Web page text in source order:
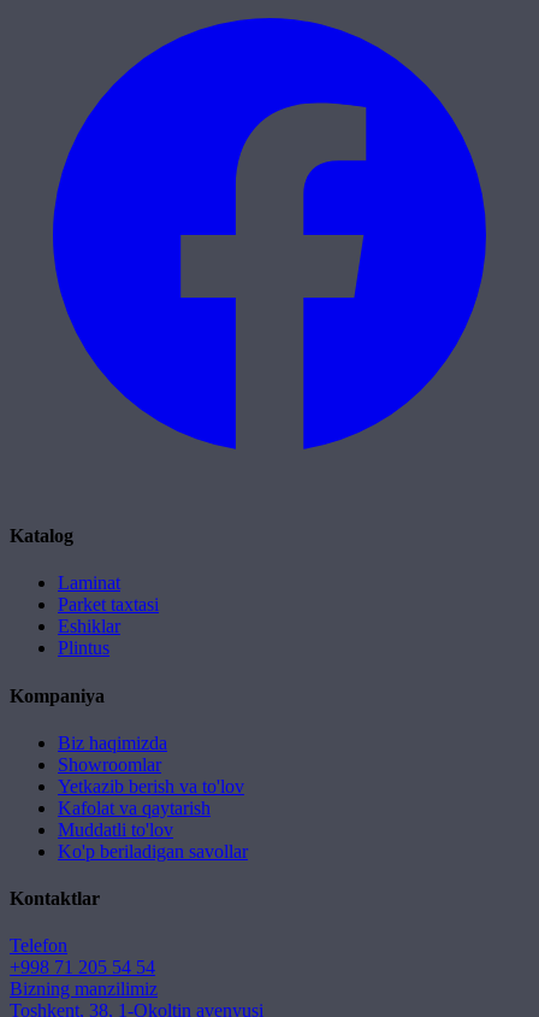
Katalog
Laminat
Parket taxtasi
Eshiklar
Plintus
Kompaniya
Biz haqimizda
Showroomlar
Yetkazib berish va to'lov
Kafolat va qaytarish
Muddatli to'lov
Ko'p beriladigan savollar
Kontaktlar
Telefon
+998 71 205 54 54
Bizning manzilimiz
Toshkent, 38, 1-Okoltin avenyusi